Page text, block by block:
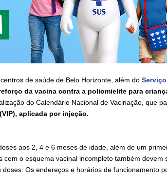
de saúde de Belo Horizonte, além do
da vacina contra a poliomielite para
do Calendário Nacional de Vacinação, que
aplicada por injeção.
aos 2, 4 e 6 meses de idade, além de um
o esquema vacinal incompleto também
Os endereços e horários de funcionamento